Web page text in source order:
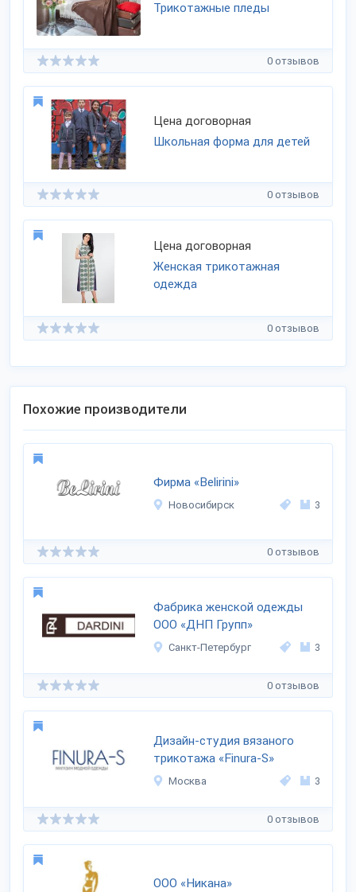
Трикотажные пледы
0 отзывов
Цена договорная
Школьная форма для детей
0 отзывов
Цена договорная
Женская трикотажная
одежда
0 отзывов
Похожие производители
Фирма «Belirini»
Новосибирск 3
0 отзывов
Фабрика женской одежды
ООО «ДНП Групп»
Санкт-Петербург 3
0 отзывов
Дизайн-студия вязаного
трикотажа «Finura-S»
Москва 3
0 отзывов
ООО «Никана»